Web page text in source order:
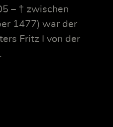
– † zwischen
1477) war der
Fritz I von der